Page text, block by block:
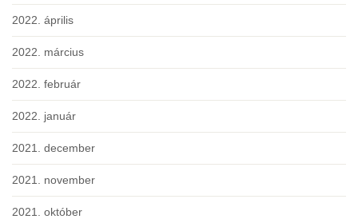
2022. április
2022. március
2022. február
2022. január
2021. december
2021. november
2021. október